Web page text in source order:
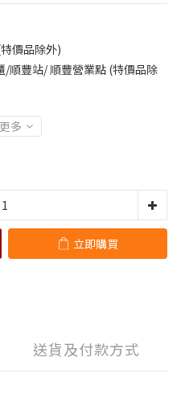
價品除外)
順豐站/ 順豐營業點 (特價品除
多
立即購買
送貨及付款方式